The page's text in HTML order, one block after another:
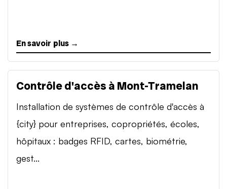
En savoir plus →
Contrôle d'accès à Mont-Tramelan
Installation de systèmes de contrôle d'accès à
{city} pour entreprises, copropriétés, écoles,
hôpitaux : badges RFID, cartes, biométrie,
gest...